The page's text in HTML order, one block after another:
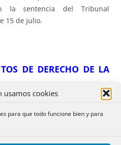
usamos cookies
para que todo funcione bien y para
la sentencia del Tribunal
15 de julio.
DE DERECHO DE LA
“El hecho de que el
en el caso objeto de este